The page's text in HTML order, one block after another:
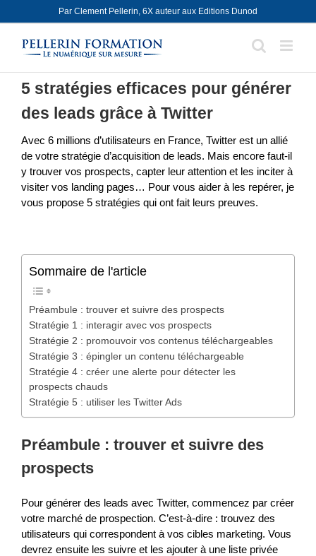
to
content
Par Clement Pellerin, 6X auteur aux Editions Dunod
5 stratégies efficaces pour générer
des leads grâce à Twitter
Avec 6 millions d’utilisateurs en France, Twitter est un allié
de votre stratégie d’acquisition de leads. Mais encore faut-il
y trouver vos prospects, capter leur attention et les inciter à
visiter vos landing pages… Pour vous aider à les repérer, je
vous propose 5 stratégies qui ont fait leurs preuves.
Sommaire de l'article
Préambule : trouver et suivre des prospects
Stratégie 1 : interagir avec vos prospects
Stratégie 2 : promouvoir vos contenus téléchargeables
Stratégie 3 : épingler un contenu téléchargeable
Stratégie 4 : créer une alerte pour détecter les
prospects chauds
Stratégie 5 : utiliser les Twitter Ads
Préambule : trouver et suivre des
prospects
Pour générer des leads avec Twitter, commencez par créer
votre marché de prospection. C’est-à-dire : trouvez des
utilisateurs qui correspondent à vos cibles marketing. Vous
devrez ensuite les suivre et les ajouter à une liste privée